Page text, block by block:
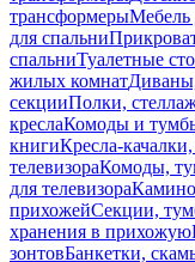
трансформерыМебель
для спальни
спальниТуалетные
жилых комнат
секцииПолки,
креслаКомоды и
книгиКресла-
телевизораКомоды,
для телевизора
прихожейСекции,
хранения в прихожую
зонтовБанкетки,